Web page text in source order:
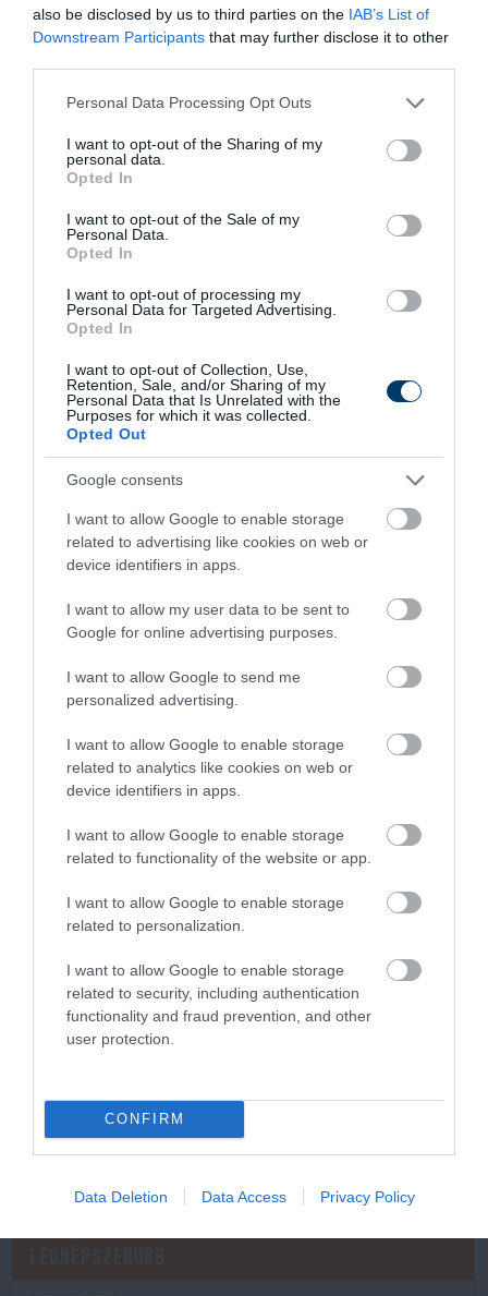
also be disclosed by us to third parties on the IAB’s List of
Downstream Participants that may further disclose it to other
Please note that this website/app uses one or more Google
not limited to your visit or usage behaviour. You may click to
grant or deny consent to Google and its third-party tags to
use your data for below specified purposes in below Google
consent section.
Personal Data Processing Opt Outs
I want to opt-out of the Sharing of my
personal data.
Opted In
I want to opt-out of the Sale of my
Personal Data.
Opted In
I want to opt-out of processing my
Personal Data for Targeted Advertising.
Opted In
I want to opt-out of Collection, Use,
Retention, Sale, and/or Sharing of my
Personal Data that Is Unrelated with the
Purposes for which it was collected.
Opted Out
Google consents
I want to allow Google to enable storage
related to advertising like cookies on web or
device identifiers in apps.
I want to allow my user data to be sent to
Google for online advertising purposes.
I want to allow Google to send me
personalized advertising.
I want to allow Google to enable storage
related to analytics like cookies on web or
device identifiers in apps.
I want to allow Google to enable storage
related to functionality of the website or app.
I want to allow Google to enable storage
related to personalization.
I want to allow Google to enable storage
related to security, including authentication
functionality and fraud prevention, and other
user protection.
CONFIRM
Data Deletion Data Access Privacy Policy
8 h 17 min
Stop Eating These 3 Foods That Are Known to
Cause Parasites
206 50 269
4 h 21 min
One Teaspoon And All The Worms In The Body
Die Instantly
436 69 94
v=tdS7L9aTQXw